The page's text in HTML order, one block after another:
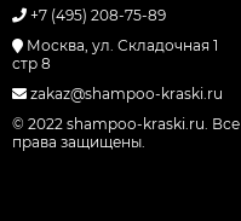
+7 (495) 208-75-89
Москва, ул. Складочная 1
стр 8
zakaz@shampoo-kraski.ru
© 2022 shampoo-kraski.ru. Все
права защищены.